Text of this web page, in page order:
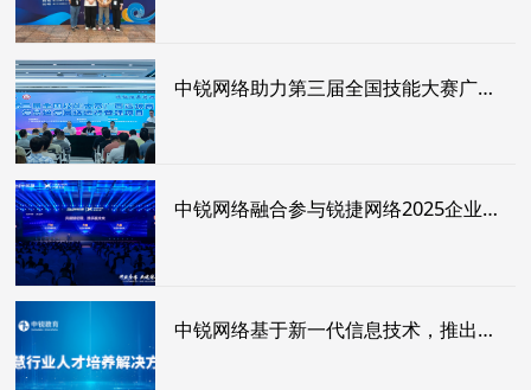
中锐网络助力第三届全国技能大赛广西选拔赛顺利开赛
中锐网络融合参与锐捷网络2025企业行业合作伙伴大会！
中锐网络基于新一代信息技术，推出智慧行业人才培养解决方案！